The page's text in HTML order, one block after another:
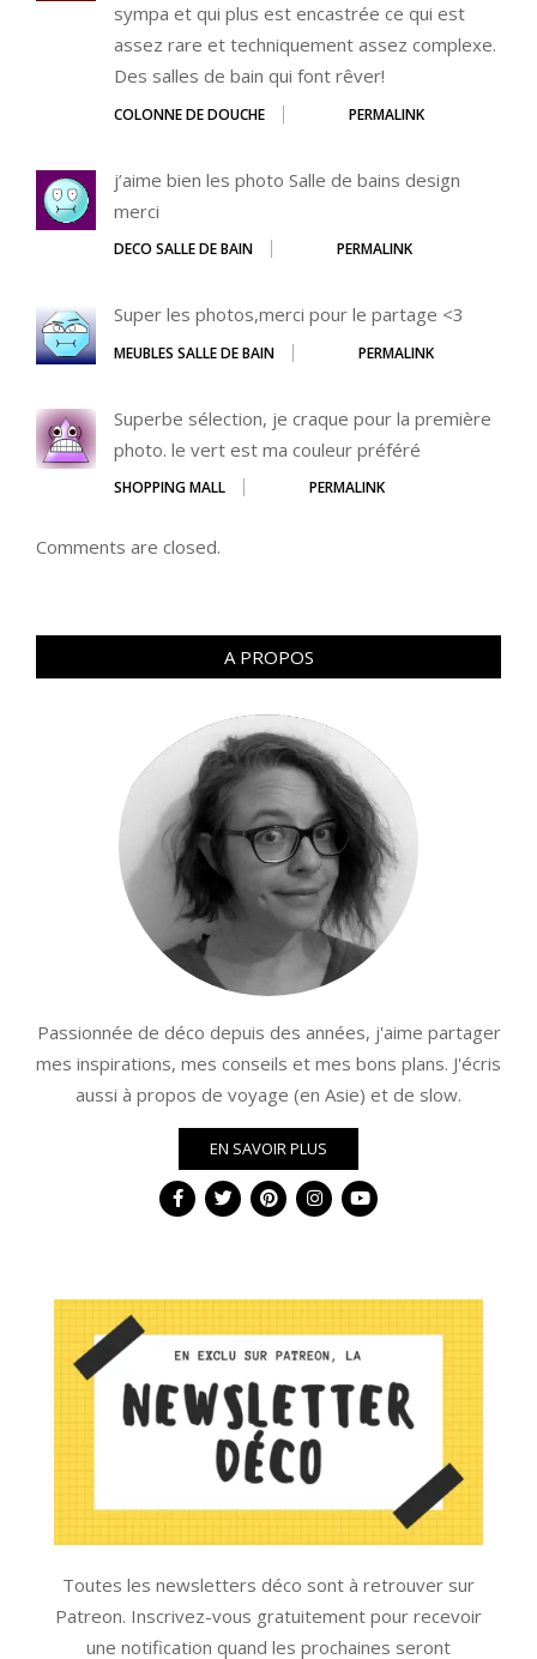
sympa et qui plus est encastrée ce qui est
assez rare et techniquement assez complexe.
Des salles de bain qui font rêver!
COLONNE DE DOUCHE PERMALINK
j’aime bien les photo Salle de bains design
merci
DECO SALLE DE BAIN PERMALINK
Super les photos,merci pour le partage <3
MEUBLES SALLE DE BAIN PERMALINK
Superbe sélection, je craque pour la première
photo. le vert est ma couleur préféré
SHOPPING MALL PERMALINK
Comments are closed.
A PROPOS
Passionnée de déco depuis des années, j'aime partager
mes inspirations, mes conseils et mes bons plans. J'écris
aussi à propos de voyage (en Asie) et de slow.
EN SAVOIR PLUS
Toutes les newsletters déco sont à retrouver sur
Patreon. Inscrivez-vous gratuitement pour recevoir
une notification quand les prochaines seront